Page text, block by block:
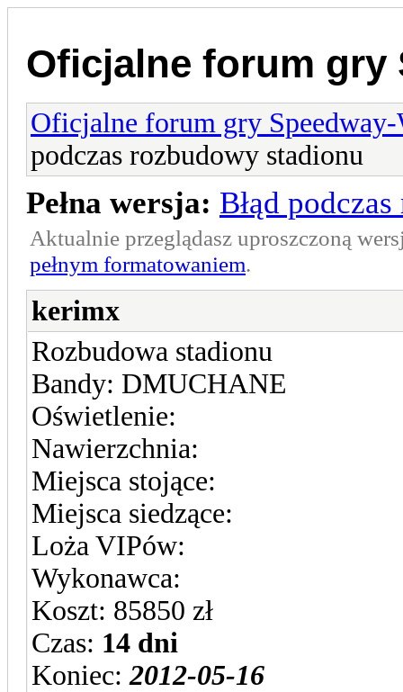
Oficjalne forum gry
Oficjalne forum gry
podczas rozbudowy stadionu
Pełna wersja: Błąd
Aktualnie przeglądasz uproszczoną
pełnym formatowaniem.
kerimx
Rozbudowa stadionu
Bandy: DMUCHANE
Oświetlenie:
Nawierzchnia:
Miejsca stojące:
Miejsca siedzące:
Loża VIPów:
Wykonawca:
Koszt: 85850 zł
Czas: 14 dni
Koniec:2012-05-16